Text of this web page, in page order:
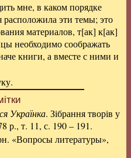
мне, в каком порядке
эти темы; это
материалов, т[ак] к[ак]
необходимо соображать
книги, а вместе с ними и
Українка. Зібрання творів у
р., т. 11, с. 190 – 191.
«Вопросы литературы»,